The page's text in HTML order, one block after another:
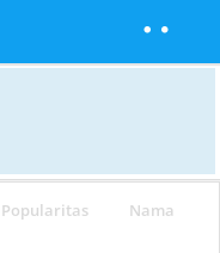
Popularitas Nama